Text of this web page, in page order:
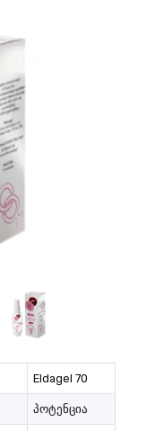
Eldagel 70
პოტენცია